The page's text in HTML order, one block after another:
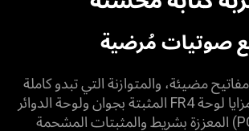
صوتيات مُرضية
مضيئة، والمتوازنة التي تبدو كاملة
ومُرضية، بفضل مزايا لوحة FR4 المثبتة بجوان ولوحة الدوائر
المطبوعة (PCB) المعززة بشريط والمثبتات المشحمة